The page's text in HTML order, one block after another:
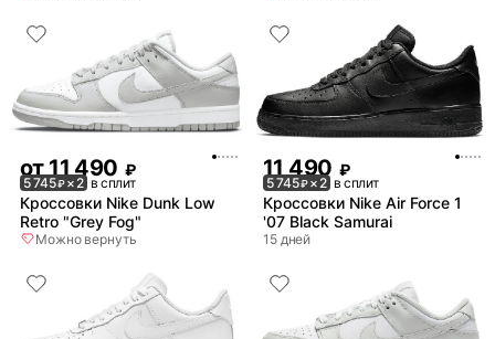
от 11 490 ₽
5 745₽× 2 в сплит
Кроссовки Nike Dunk Low
Retro "Grey Fog"
Можно вернуть
11 490 ₽
5 745₽× 2 в сплит
Кроссовки Nike Air Force 1
'07 Black Samurai
15 дней